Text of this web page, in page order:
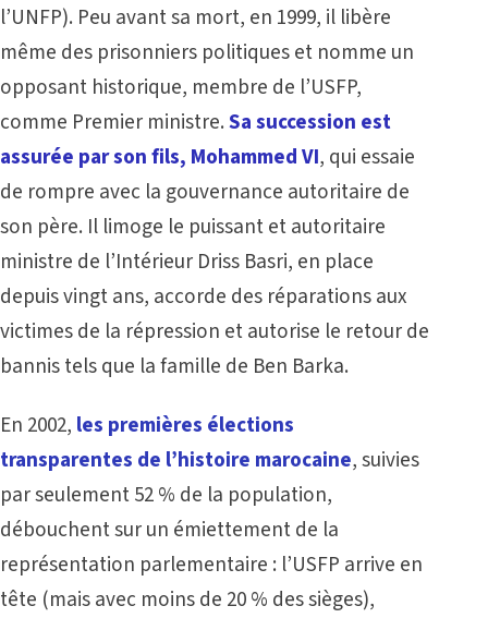
l’UNFP). Peu avant sa mort, en 1999, il libère
même des prisonniers politiques et nomme un
opposant historique, membre de l’USFP,
comme Premier ministre.Sa succession est
assurée par son fils, Mohammed VI, qui essaie
de rompre avec la gouvernance autoritaire de
son père. Il limoge le puissant et autoritaire
ministre de l’Intérieur Driss Basri, en place
depuis vingt ans, accorde des réparations aux
victimes de la répression et autorise le retour de
bannis tels que la famille de Ben Barka.
En 2002, les premières élections
transparentes de l’histoire marocaine, suivies
par seulement 52 % de la population,
débouchent sur un émiettement de la
représentation parlementaire : l’USFP arrive en
tête (mais avec moins de 20 % des sièges),